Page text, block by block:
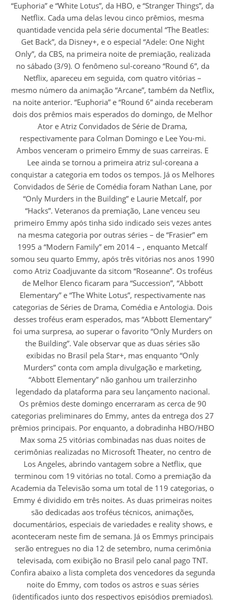
“Euphoria” e “White Lotus”, da HBO, e “Stranger Things”, da
Netflix. Cada uma delas levou cinco prêmios, mesma
quantidade vencida pela série documental “The Beatles:
Get Back”, da Disney+, e o especial “Adele: One Night
Only”, da CBS, na primeira noite de premiação, realizada
no sábado (3/9). O fenômeno sul-coreano “Round 6”, da
Netflix, apareceu em seguida, com quatro vitórias –
mesmo número da animação “Arcane”, também da Netflix,
na noite anterior. “Euphoria” e “Round 6” ainda receberam
dois dos prêmios mais esperados do domingo, de Melhor
Ator e Atriz Convidados de Série de Drama,
respectivamente para Colman Domingo e Lee You-mi.
Ambos venceram o primeiro Emmy de suas carreiras. E
Lee ainda se tornou a primeira atriz sul-coreana a
conquistar a categoria em todos os tempos. Já os Melhores
Convidados de Série de Comédia foram Nathan Lane, por
“Only Murders in the Building” e Laurie Metcalf, por
“Hacks”. Veteranos da premiação, Lane venceu seu
primeiro Emmy após tinha sido indicado seis vezes antes
na mesma categoria por outras séries – de “Frasier” em
1995 a “Modern Family” em 2014 – , enquanto Metcalf
somou seu quarto Emmy, após três vitórias nos anos 1990
como Atriz Coadjuvante da sitcom “Roseanne”. Os troféus
de Melhor Elenco ficaram para “Succession”, “Abbott
Elementary” e “The White Lotus”, respectivamente nas
categorias de Séries de Drama, Comédia e Antologia. Dois
desses troféus eram esperados, mas “Abbott Elementary”
foi uma surpresa, ao superar o favorito “Only Murders on
the Building”. Vale observar que as duas séries são
exibidas no Brasil pela Star+, mas enquanto “Only
Murders” conta com ampla divulgação e marketing,
“Abbott Elementary” não ganhou um trailerzinho
legendado da plataforma para seu lançamento nacional.
Os prêmios deste domingo encerraram as cerca de 90
categorias preliminares do Emmy, antes da entrega dos 27
prêmios principais. Por enquanto, a dobradinha HBO/HBO
Max soma 25 vitórias combinadas nas duas noites de
cerimônias realizadas no Microsoft Theater, no centro de
Los Angeles, abrindo vantagem sobre a Netflix, que
terminou com 19 vitórias no total. Como a premiação da
Academia da Televisão soma um total de 119 categorias, o
Emmy é dividido em três noites. As duas primeiras noites
são dedicadas aos troféus técnicos, animações,
documentários, especiais de variedades e reality shows, e
aconteceram neste fim de semana. Já os Emmys principais
serão entregues no dia 12 de setembro, numa cerimônia
televisada, com exibição no Brasil pelo canal pago TNT.
Confira abaixo a lista completa dos vencedores da segunda
noite do Emmy, com todos os astros e suas séries
(identificados junto dos respectivos episódios premiados).